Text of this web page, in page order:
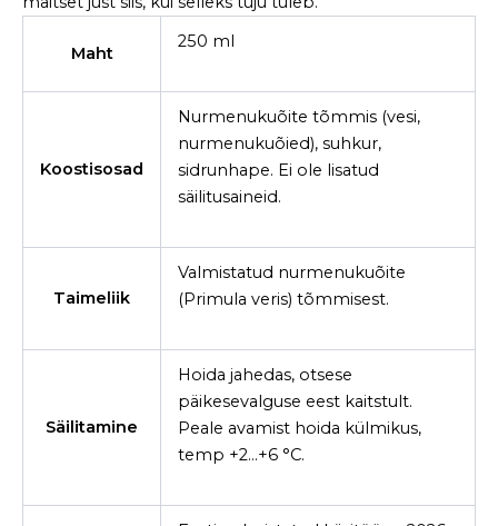
Maht
250 ml
Koostisosad
Nurmenukuõite tõmmis (vesi,
nurmenukuõied), suhkur,
sidrunhape. Ei ole lisatud
säilitusaineid.
Taimeliik
Valmistatud nurmenukuõite
(Primula veris) tõmmisest.
Säilitamine
Hoida jahedas, otsese
päikesevalguse eest kaitstult.
Peale avamist hoida külmikus,
temp +2…+6 °C.